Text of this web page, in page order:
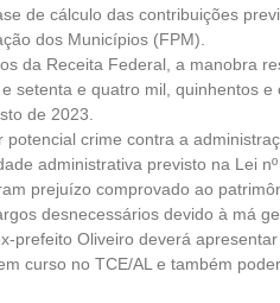
de cálculo das contribuições
dos Municípios (FPM).
da Receita Federal, a manobra
setenta e quatro mil, quinhentos
de 2023.
potencial crime contra a
administrativa previsto na Lei
prejuízo comprovado ao
desnecessários devido à má
prefeito Oliveiro deverá
curso no TCE/AL e também